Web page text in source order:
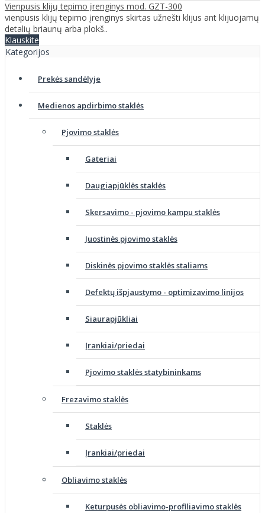
Vienpusis klijų tepimo įrenginys mod. GZT-300
vienpusis klijų tepimo įrenginys skirtas užnešti klijus ant klijuojamų
detalių briaunų arba plokš..
Klauskite
Kategorijos
Prekės sandėlyje
Medienos apdirbimo staklės
Pjovimo staklės
Gateriai
Daugiapjūklės staklės
Skersavimo - pjovimo kampu staklės
Juostinės pjovimo staklės
Diskinės pjovimo staklės staliams
Defektų išpjaustymo - optimizavimo linijos
Siaurapjūkliai
Įrankiai/priedai
Pjovimo staklės statybininkams
Frezavimo staklės
Staklės
Įrankiai/priedai
Obliavimo staklės
Keturpusės obliavimo-profiliavimo staklės